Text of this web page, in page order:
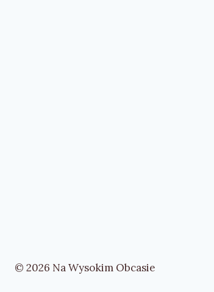
© 2026 Na Wysokim Obcasie